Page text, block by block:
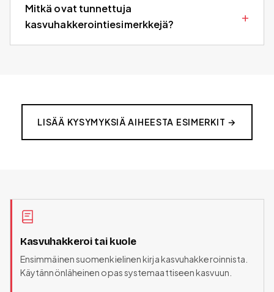
Mitkä ovat tunnettuja
kasvuhakkerointiesimerkkejä?
LISÄÄ KYSYMYKSIÄ AIHEESTA ESIMERKIT →
Kasvuhakkeroi tai kuole
Ensimmäinen suomenkielinen kirja kasvuhakkeroinnista.
Käytännönläheinen opas systemaattiseen kasvuun.